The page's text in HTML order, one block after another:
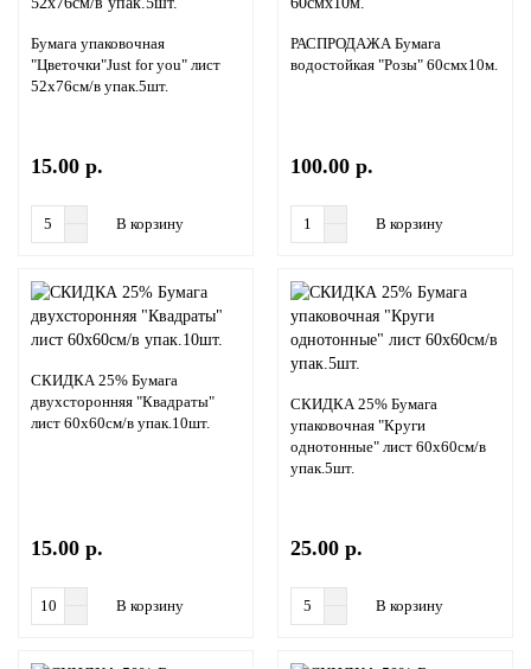
Бумага упаковочная
"Цветочки"Just for you" лист
52х76см/в упак.5шт.
15.00 р.
В корзину
РАСПРОДАЖА Бумага
водостойкая "Розы" 60смх10м.
100.00 р.
В корзину
СКИДКА 25% Бумага
двухсторонняя "Квадраты"
лист 60х60см/в упак.10шт.
15.00 р.
В корзину
СКИДКА 25% Бумага
упаковочная "Круги
однотонные" лист 60х60см/в
упак.5шт.
25.00 р.
В корзину